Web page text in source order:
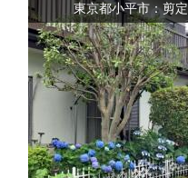
東京都小平市：剪定